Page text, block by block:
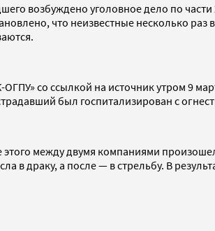
возбуждено уголовное дело по
что неизвестные несколько
со ссылкой на источник утром 9
был госпитализирован с
этого между двумя компаниями
в драку, а после — в стрельбу. В